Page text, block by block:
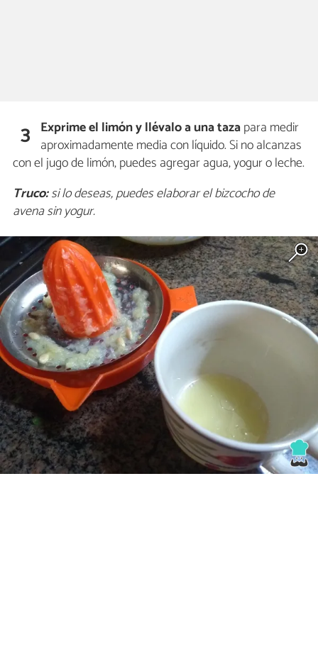
3 Exprime el limón y llévalo a una tazapara medir
aproximadamente media con líquido. Si no alcanzas
con el jugo de limón, puedes agregar agua, yogur o leche.
Truco:si lo deseas, puedes elaborar el bizcocho de
avena sin yogur.